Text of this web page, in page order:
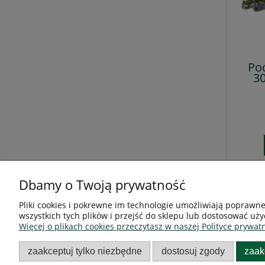
Pomoc Moje konto
Twoje zamówienia
Ustawienia konta
Przechowalnia
Dbamy o Twoją prywatność
Pliki cookies i pokrewne im technologie umożliwiają
wszystkich tych plików i przejść do sklepu lub dostosować
Więcej o plikach cookies przeczytasz w naszej Polityce
zaakceptuj tylko niezbędne dostosuj zgody